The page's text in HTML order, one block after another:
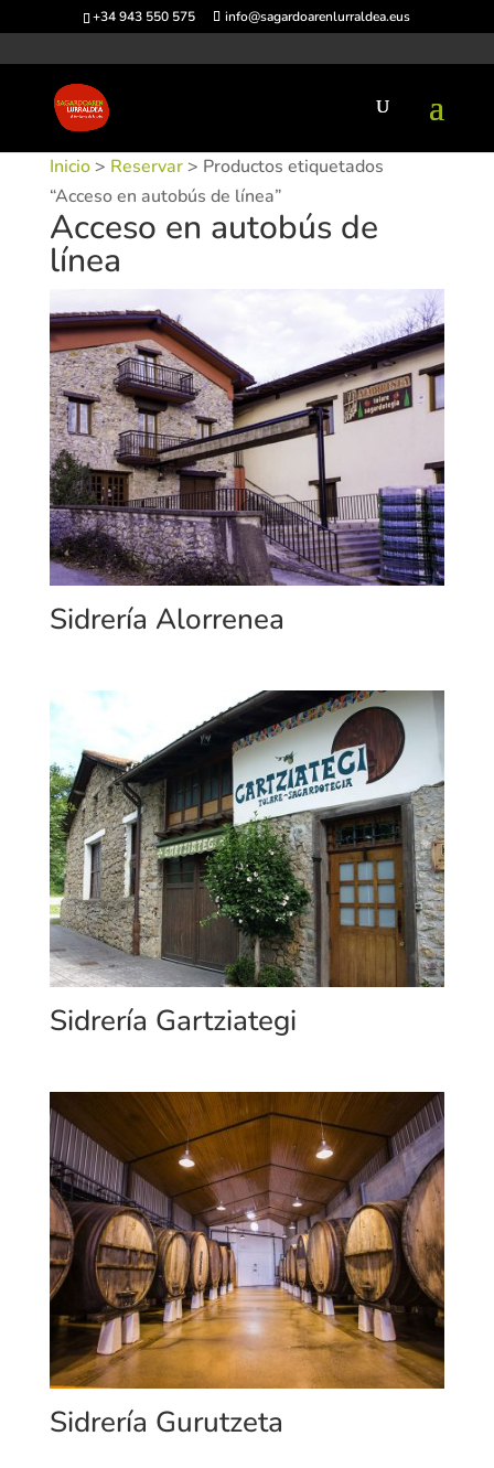
+34 943 550 575 info@sagardoarenlurraldea.eus
Inicio> Reservar> Productos etiquetados
“Acceso en autobús de línea”
Acceso en autobús de
línea
Sidrería Alorrenea
Sidrería Gartziategi
Sidrería Gurutzeta